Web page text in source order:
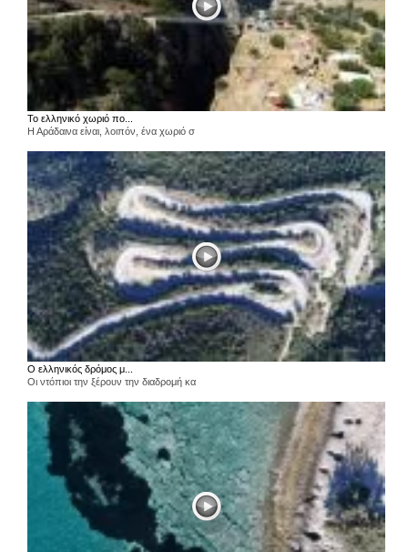
Το ελληνικό χωριό πο...
Η Αράδαινα είναι, λοιπόν, ένα χωριό σ
Ο ελληνικός δρόμος μ...
Οι ντόπιοι την ξέρουν την διαδρομή κα